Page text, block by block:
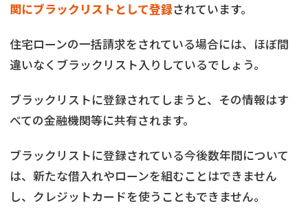
関にブラックリストとして登録されています。
住宅ローンの一括請求をされている場合には、ほぼ間
違いなくブラックリスト入りしているでしょう。
ブラックリストに登録されてしまうと、その情報はす
べての金融機関等に共有されます。
ブラックリストに登録されている今後数年間について
は、新たな借入れやローンを組むことはできません
し、クレジットカードを使うこともできません。